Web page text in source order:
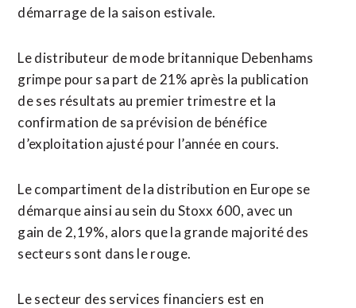
démarrage de la saison estivale.
Le distributeur de mode britannique Debenhams
grimpe pour sa part de 21% après la publication
de ses résultats au premier trimestre et la
confirmation de sa prévision de bénéfice
d’exploitation ajusté pour l’année ​en cours.
Le compartiment de la distribution en Europe se
démarque ainsi au sein du Stoxx 600, avec un
gain de 2,19%, alors que la grande majorité des
secteurs sont dans le rouge.
Le secteur des services financiers est en